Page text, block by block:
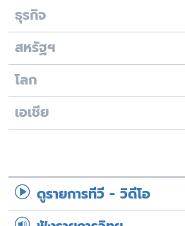
ธุรกิจ
สหรัฐฯ
โลก
เอเชีย
ดูรายการทีวี - วิดีโอ